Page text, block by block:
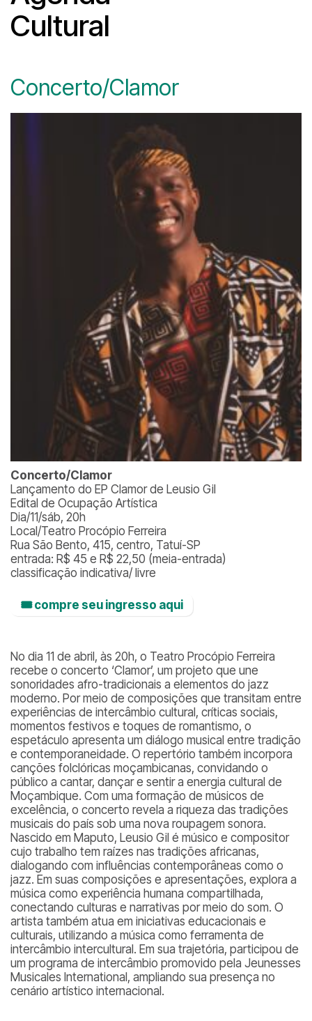
Cultural
Concerto/Clamor
Concerto/Clamor
Lançamento do EP Clamor de Leusio Gil
Edital de Ocupação Artística
Dia/11/sáb, 20h
Local/Teatro Procópio Ferreira
Rua São Bento, 415, centro, Tatuí-SP
entrada: R$ 45 e R$ 22,50 (meia-entrada)
classificação indicativa/ livre
🎟️ compre seu ingresso aqui
No dia 11 de abril, às 20h, o Teatro Procópio Ferreira
recebe o concerto ‘Clamor’, um projeto que une
sonoridades afro-tradicionais a elementos do jazz
moderno. Por meio de composições que transitam entre
experiências de intercâmbio cultural, críticas sociais,
momentos festivos e toques de romantismo, o
espetáculo apresenta um diálogo musical entre tradição
e contemporaneidade. O repertório também incorpora
canções folclóricas moçambicanas, convidando o
público a cantar, dançar e sentir a energia cultural de
Moçambique. Com uma formação de músicos de
excelência, o concerto revela a riqueza das tradições
musicais do país sob uma nova roupagem sonora.
Nascido em Maputo, Leusio Gil é músico e compositor
cujo trabalho tem raízes nas tradições africanas,
dialogando com influências contemporâneas como o
jazz. Em suas composições e apresentações, explora a
música como experiência humana compartilhada,
conectando culturas e narrativas por meio do som. O
artista também atua em iniciativas educacionais e
culturais, utilizando a música como ferramenta de
intercâmbio intercultural. Em sua trajetória, participou de
um programa de intercâmbio promovido pela Jeunesses
Musicales International, ampliando sua presença no
cenário artístico internacional.